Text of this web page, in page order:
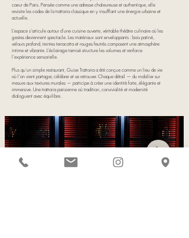
cœur de Paris. Pensée comme une adresse chaleureuse et authentique, elle
revisite les codes de la trattoria classique en y insufflant une énergie urbaine et
actuelle.
L’espace s’articule autour d’une cuisine ouverte, véritable théâtre culinaire où les
gestes deviennent spectacle. Les matériaux sont enveloppants : bois patiné,
velours profond, teintes terracotta et rouges feutrés composent une atmosphère
intime et vibrante. L’éclairage tamisé structure les volumes et renforce
l’expérience sensorielle.
Plus qu’un simple restaurant, Guise Trattoria a été conçue comme un lieu de vie
où l’on vient partager, célébrer et se retrouver. Chaque détail — du mobilier sur
mesure aux textures murales — participe à créer une identité forte, élégante et
immersive. Une trattoria parisienne où tradition, convivialité et modernité
dialoguent avec équilibre.